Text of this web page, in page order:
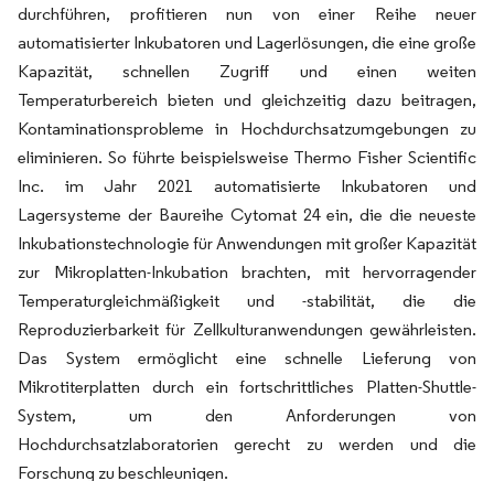
durchführen, profitieren nun von einer Reihe neuer
automatisierter Inkubatoren und Lagerlösungen, die eine große
Kapazität, schnellen Zugriff und einen weiten
Temperaturbereich bieten und gleichzeitig dazu beitragen,
Kontaminationsprobleme in Hochdurchsatzumgebungen zu
eliminieren. So führte beispielsweise Thermo Fisher Scientific
Inc. im Jahr 2021 automatisierte Inkubatoren und
Lagersysteme der Baureihe Cytomat 24 ein, die die neueste
Inkubationstechnologie für Anwendungen mit großer Kapazität
zur Mikroplatten-Inkubation brachten, mit hervorragender
Temperaturgleichmäßigkeit und -stabilität, die die
Reproduzierbarkeit für Zellkulturanwendungen gewährleisten.
Das System ermöglicht eine schnelle Lieferung von
Mikrotiterplatten durch ein fortschrittliches Platten-Shuttle-
System, um den Anforderungen von
Hochdurchsatzlaboratorien gerecht zu werden und die
Forschung zu beschleunigen.